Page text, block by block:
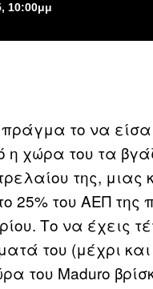
10:00μμ
το να
η χώρα του τα
της, μιας
25% του ΑΕΠ της
Το να έχεις
του (μέχρι
του Maduro